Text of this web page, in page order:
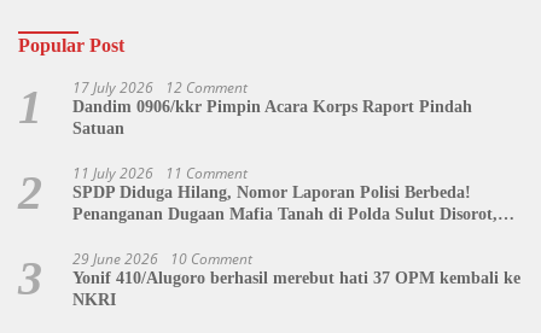
Popular Post
1 17 July 2026 12 Comment
Dandim 0906/kkr Pimpin Acara Korps Raport Pindah
Satuan
2 11 July 2026 11 Comment
SPDP Diduga Hilang, Nomor Laporan Polisi Berbeda!
Penanganan Dugaan Mafia Tanah di Polda Sulut Disorot,
3 29 June 2026 10 Comment
Yonif 410/Alugoro berhasil merebut hati 37 OPM kembali ke
NKRI